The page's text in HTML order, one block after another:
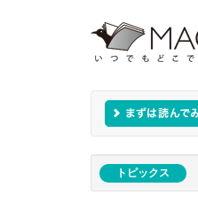
トピックス